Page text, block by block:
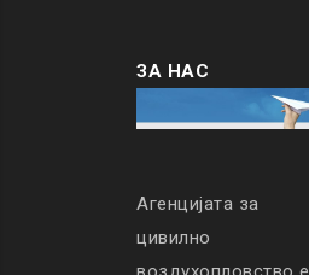
ЗА НАС
Агенцијата за
цивилно